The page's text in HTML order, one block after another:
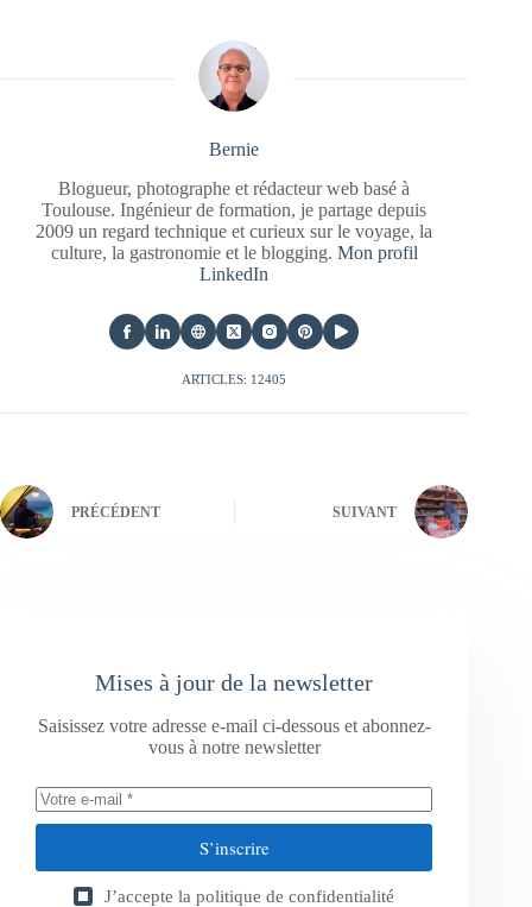
Bernie
Blogueur, photographe et rédacteur web basé à
Toulouse. Ingénieur de formation, je partage depuis
2009 un regard technique et curieux sur le voyage, la
culture, la gastronomie et le blogging. Mon profil
LinkedIn
ARTICLES: 12405
PRÉCÉDENT SUIVANT
Mises à jour de la newsletter
Saisissez votre adresse e-mail ci-dessous et abonnez-
vous à notre newsletter
S’inscrire
J’accepte la politique de confidentialité